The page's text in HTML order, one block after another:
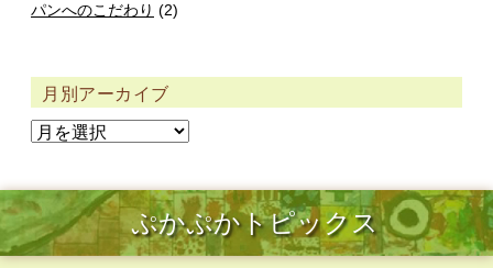
パンへのこだわり (2)
月別アーカイブ
ぷかぷかトピックス